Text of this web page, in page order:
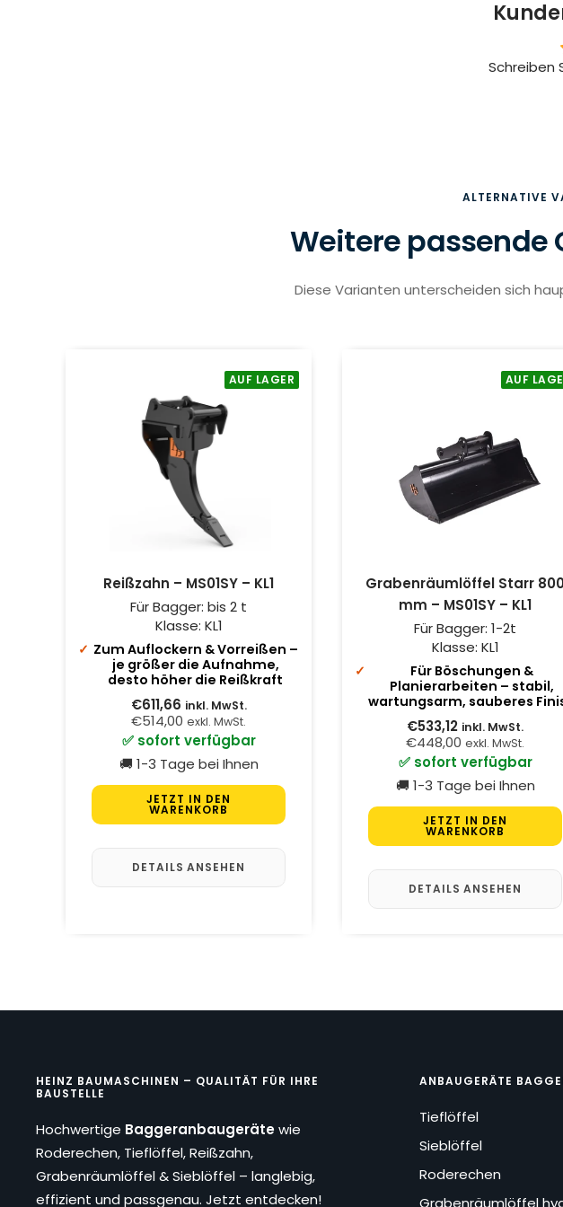
Schreiben
ALTERNATIVE
Weitere passende
Diese Varianten unterscheiden sich
AUF LAGER
Reißzahn – MS01SY – KL1
Für Bagger: bis 2 t
Klasse: KL1
Zum Auflockern & Vorreißen –
je größer die Aufnahme,
desto höher die Reißkraft
€611,66 inkl. MwSt.
€514,00 exkl. MwSt.
✅ sofort verfügbar
🚚 1-3 Tage bei Ihnen
JETZT IN DEN
WARENKORB
DETAILS ANSEHEN
AUF
Grabenräumlöffel Starr
mm – MS01SY – KL1
Für Bagger: 1-2t
Klasse: KL1
Für Böschungen &
Planierarbeiten – stabil,
wartungsarm, sauberes
€533,12 inkl. MwSt.
€448,00 exkl. MwSt.
✅ sofort verfügbar
🚚 1-3 Tage bei Ihnen
JETZT IN DEN
WARENKORB
DETAILS ANSEHEN
HEINZ BAUMASCHINEN – QUALITÄT FÜR IHRE
BAUSTELLE
Hochwertige Baggeranbaugerätewie
Roderechen, Tieflöffel, Reißzahn,
Grabenräumlöffel & Sieblöffel – langlebig,
effizient und passgenau. Jetzt entdecken!
ANBAUGERÄTE
Tieflöffel
Sieblöffel
Roderechen
Grabenräumlöffel